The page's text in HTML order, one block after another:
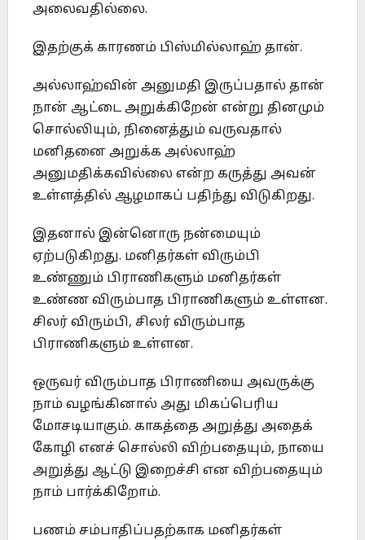
அலைவதில்லை.
இதற்குக் காரணம் பிஸ்மில்லாஹ் தான்.
அல்லாஹ்வின் அனுமதி இருப்பதால் தான்
நான் ஆட்டை அறுக்கிறேன் என்று தினமும்
சொல்லியும், நினைத்தும் வருவதால்
மனிதனை அறுக்க அல்லாஹ்
அனுமதிக்கவில்லை என்ற கருத்து அவன்
உள்ளத்தில் ஆழமாகப் பதிந்து விடுகிறது.
இதனால் இன்னொரு நன்மையும்
ஏற்படுகிறது. மனிதர்கள் விரும்பி
உண்ணும் பிராணிகளும் மனிதர்கள்
உண்ண விரும்பாத பிராணிகளும் உள்ளன.
சிலர் விரும்பி, சிலர் விரும்பாத
பிராணிகளும் உள்ளன.
ஒருவர் விரும்பாத பிராணியை அவருக்கு
நாம் வழங்கினால் அது மிகப்பெரிய
மோசடியாகும். காகத்தை அறுத்து அதைக்
கோழி எனச் சொல்லி விற்பதையும், நாயை
அறுத்து ஆட்டு இறைச்சி என விற்பதையும்
நாம் பார்க்கிறோம்.
பணம் சம்பாதிப்பதற்காக மனிதர்கள்